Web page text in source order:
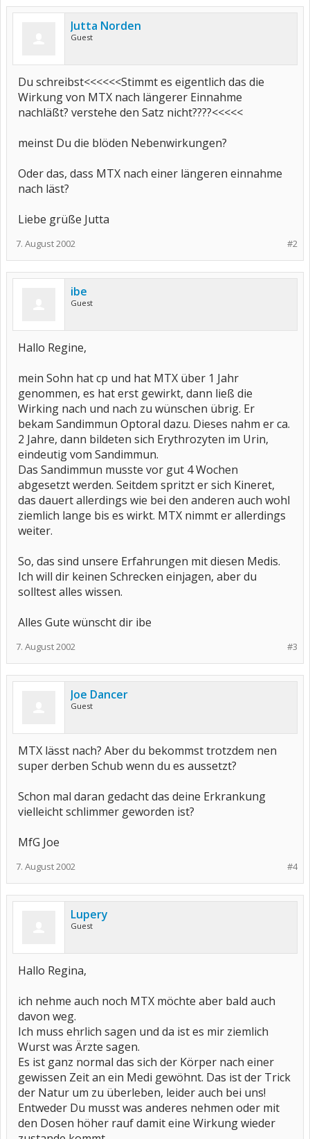
Jutta Norden
Guest
Du schreibst<<<<<<Stimmt es eigentlich das die
Wirkung von MTX nach längerer Einnahme
nachläßt? verstehe den Satz nicht????<<<<<
meinst Du die blöden Nebenwirkungen?
Oder das, dass MTX nach einer längeren einnahme
nach läst?
Liebe grüße Jutta
#2
7. August 2002
ibe
Guest
Hallo Regine,
mein Sohn hat cp und hat MTX über 1 Jahr
genommen, es hat erst gewirkt, dann ließ die
Wirking nach und nach zu wünschen übrig. Er
bekam Sandimmun Optoral dazu. Dieses nahm er ca.
2 Jahre, dann bildeten sich Erythrozyten im Urin,
eindeutig vom Sandimmun.
Das Sandimmun musste vor gut 4 Wochen
abgesetzt werden. Seitdem spritzt er sich Kineret,
das dauert allerdings wie bei den anderen auch wohl
ziemlich lange bis es wirkt. MTX nimmt er allerdings
weiter.
So, das sind unsere Erfahrungen mit diesen Medis.
Ich will dir keinen Schrecken einjagen, aber du
solltest alles wissen.
Alles Gute wünscht dir ibe
#3
7. August 2002
Joe Dancer
Guest
MTX lässt nach? Aber du bekommst trotzdem nen
super derben Schub wenn du es aussetzt?
Schon mal daran gedacht das deine Erkrankung
vielleicht schlimmer geworden ist?
MfG Joe
#4
7. August 2002
Lupery
Guest
Hallo Regina,
ich nehme auch noch MTX möchte aber bald auch
davon weg.
Ich muss ehrlich sagen und da ist es mir ziemlich
Wurst was Ärzte sagen.
Es ist ganz normal das sich der Körper nach einer
gewissen Zeit an ein Medi gewöhnt. Das ist der Trick
der Natur um zu überleben, leider auch bei uns!
Entweder Du musst was anderes nehmen oder mit
den Dosen höher rauf damit eine Wirkung wieder